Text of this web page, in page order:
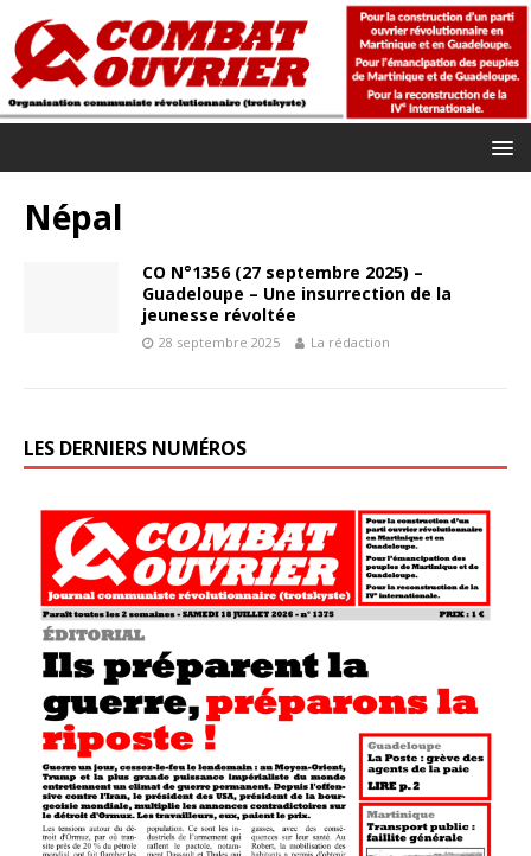
Népal
CO N°1356 (27 septembre 2025) –
Guadeloupe – Une insurrection de la
jeunesse révoltée
28 septembre 2025 La rédaction
LES DERNIERS NUMÉROS